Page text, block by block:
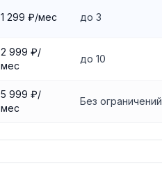
1 299 ₽/мес до 3
2 999 ₽/
мес
до 10
5 999 ₽/
мес
Без ограничений